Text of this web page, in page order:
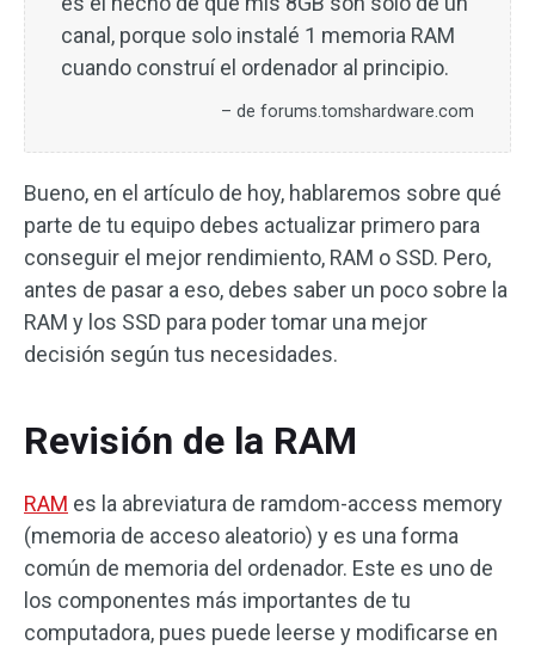
canal, porque solo instalé 1 memoria RAM
cuando construí el ordenador al principio.
– de forums.tomshardware.com
Bueno, en el artículo de hoy, hablaremos sobre qué
parte de tu equipo debes actualizar primero para
conseguir el mejor rendimiento, RAM o SSD. Pero,
antes de pasar a eso, debes saber un poco sobre la
RAM y los SSD para poder tomar una mejor
decisión según tus necesidades.
Revisión de la RAM
RAM es la abreviatura de ramdom-access memory
(memoria de acceso aleatorio) y es una forma
común de memoria del ordenador. Este es uno de
los componentes más importantes de tu
computadora, pues puede leerse y modificarse en